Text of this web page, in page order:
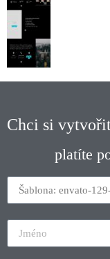
Chci si
platíte